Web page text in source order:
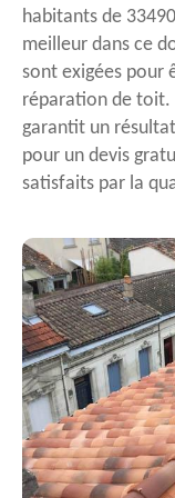
habitants de
meilleur dans ce
sont exigées pour
réparation de toit.
garantit un
pour un devis
satisfaits par la